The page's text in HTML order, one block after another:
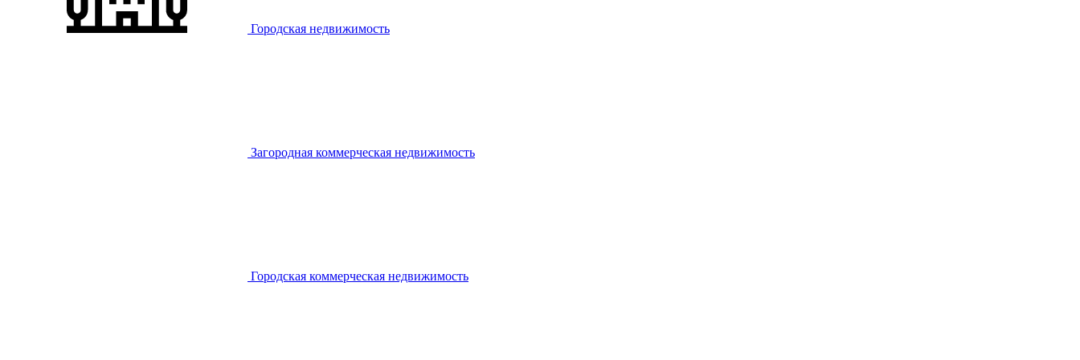
Городская недвижимость
Загородная коммерческая недвижимость
Городская коммерческая недвижимость